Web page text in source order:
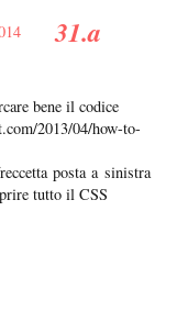
bene il codice
2013/04/how-to-
posta a sinistra
tutto il CSS